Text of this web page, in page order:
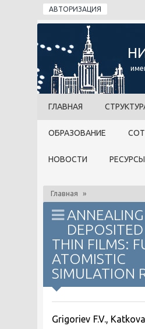
Перейти к основному
АВТОРИЗАЦИЯ
ГЛАВНАЯ
ОБРАЗОВАНИЕ
НОВОСТИ РЕСУРСЫ
Главная »
THIN FILMS:
ATOMISTIC
SIMULATION
Grigoriev F.V.,